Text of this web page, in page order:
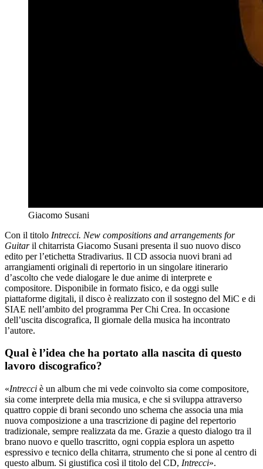
Giacomo Susani
Con il titolo Intrecci. New compositions and arrangements for
Guitaril chitarrista Giacomo Susani presenta il suo nuovo disco
edito per l’etichetta Stradivarius. Il CD associa nuovi brani ad
arrangiamenti originali di repertorio in un singolare itinerario
d’ascolto che vede dialogare le due anime di interprete e
compositore. Disponibile in formato fisico, e da oggi sulle
piattaforme digitali, il disco è realizzato con il sostegno del MiC e di
SIAE nell’ambito del programma Per Chi Crea. In occasione
dell’uscita discografica, Il giornale della musica ha incontrato
l’autore.
Qual è l’idea che ha portato alla nascita di questo
lavoro discografico?
«Intrecci è un album che mi vede coinvolto sia come compositore,
sia come interprete della mia musica, e che si sviluppa attraverso
quattro coppie di brani secondo uno schema che associa una mia
nuova composizione a una trascrizione di pagine del repertorio
tradizionale, sempre realizzata da me. Grazie a questo dialogo tra il
brano nuovo e quello trascritto, ogni coppia esplora un aspetto
espressivo e tecnico della chitarra, strumento che si pone al centro di
questo album. Si giustifica così il titolo del CD, Intrecci».